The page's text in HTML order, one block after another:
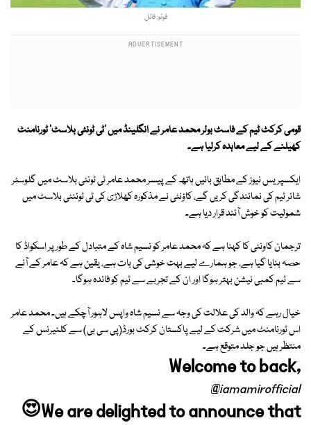
فوٹو: فائل
قومی کرکٹ ٹیم کے فاسٹ بولر محمد عامر نے انگلینڈ میں 'ٹی ٹونٹی بلاسٹ' ٹورنامنٹ
کھیلنے کے لیے معاہدہ کرلیا ہے۔
ایکسپریس نیوز کے مطابق بائیں ہاتھ کے پیسر محمد عامر ٹی ٹونٹی بلاسٹ میں گلوسٹر
شائر ٹیم کی نمائندگی کریں گے، کاؤنٹی نے مذکورہ کھلاڑی کی ٹی ٹوئنٹی بلاسٹ میں
شمولیت کو خوش آئند قرار دیا ہے۔
ترجمان کاونٹی کا کہنا ہے کہ محمد عامر کو نسیم شاہ کے متبادل کے طور پر اسکواڈ کا
حصہ بنایا گیا ہے، جو ہمارے لیے بہت خوشی کی بات ہے، یقین ہے کہ عامر کے آنے
سے ٹیم کمبی نیشن بہتر ہوگا اور ان کے تجربے سے ٹیم کو فائدہ ہوگا۔
خیال رہے کہ والد کی علالت کی وجہ سے نسیم شاہ واپس لاہور آچکے ہیں۔ محمد عامر
اس ٹورنامنٹ میں شرکت کے لیے پاکستان کرکٹ بورڈ(پی سی بی) سے کلئیرنس کے
منتظر ہیں جو جلد متوقع ہے۔
Welcome to back,
@iamamirofficial
😍We are delighted to announce that